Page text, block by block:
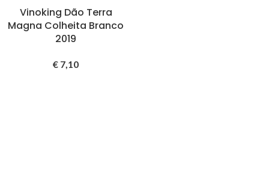
Vinoking Dão Terra
Magna Colheita Branco
2019
€ 7,10